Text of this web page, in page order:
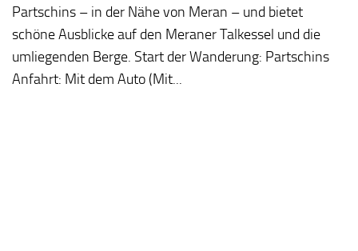
Partschins – in der Nähe von Meran – und bietet
schöne Ausblicke auf den Meraner Talkessel und die
umliegenden Berge. Start der Wanderung: Partschins
Anfahrt: Mit dem Auto (Mit...